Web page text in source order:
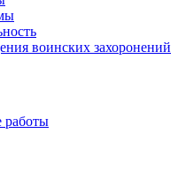
воинских захоронений
работы